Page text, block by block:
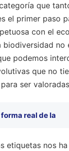
que
el primer paso
con el
biodiversidad no
podemos
que no
ser
forma real de la
etiquetas nos